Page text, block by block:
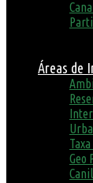
Áreas de
Geo